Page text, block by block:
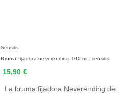
Sensilis
Bruma fijadora neverending 100 mL sensilis
15,90 €
La bruma fijadora Neverending de